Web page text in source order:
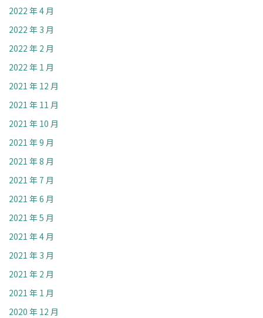
2022 年 4 月
2022 年 3 月
2022 年 2 月
2022 年 1 月
2021 年 12 月
2021 年 11 月
2021 年 10 月
2021 年 9 月
2021 年 8 月
2021 年 7 月
2021 年 6 月
2021 年 5 月
2021 年 4 月
2021 年 3 月
2021 年 2 月
2021 年 1 月
2020 年 12 月